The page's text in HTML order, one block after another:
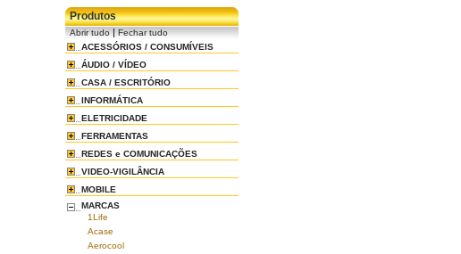
Produtos
Abrir tudo|Fechar tudo
ACESSÓRIOS / CONSUMÍVEIS
ÁUDIO / VÍDEO
CASA / ESCRITÓRIO
INFORMÁTICA
ELETRICIDADE
FERRAMENTAS
REDES e COMUNICAÇÕES
VIDEO-VIGILÂNCIA
MOBILE
MARCAS
1Life
Acase
Aerocool